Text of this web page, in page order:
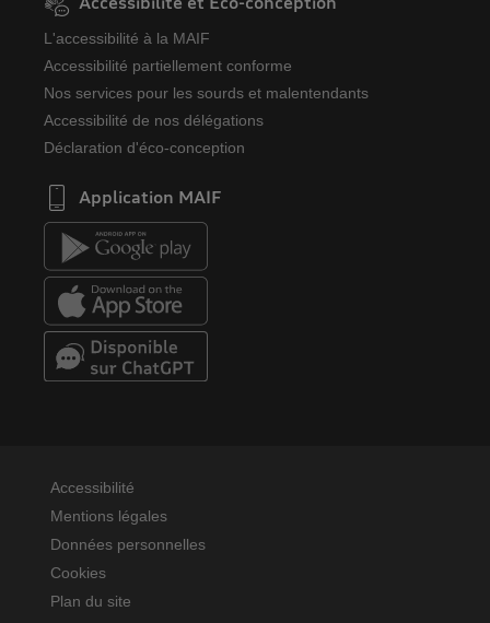
L'accessibilité à la MAIF
Accessibilité partiellement conforme
Nos services pour les sourds et malentendants
Accessibilité de nos délégations
Déclaration d'éco-conception
Application MAIF
Accessibilité
Mentions légales
Données personnelles
Cookies
Plan du site